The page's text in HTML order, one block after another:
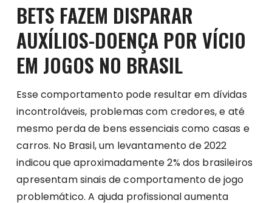
BETS FAZEM DISPARAR
AUXÍLIOS-DOENÇA POR VÍCIO
EM JOGOS NO BRASIL
Esse comportamento pode resultar em dívidas
incontroláveis, problemas com credores, e até
mesmo perda de bens essenciais como casas e
carros. No Brasil, um levantamento de 2022
indicou que aproximadamente 2% dos brasileiros
apresentam sinais de comportamento de jogo
problemático. A ajuda profissional aumenta